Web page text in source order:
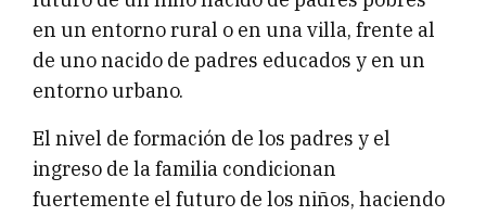
en un entorno rural o en una villa, frente al
de uno nacido de padres educados y en un
entorno urbano.
El nivel de formación de los padres y el
ingreso de la familia condicionan
fuertemente el futuro de los niños, haciendo